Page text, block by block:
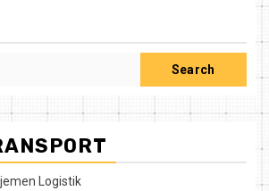
Search
Logistik